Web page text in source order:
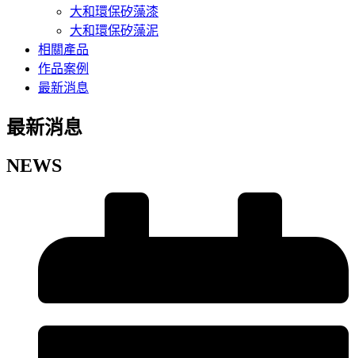
大和環保矽藻漆
大和環保矽藻泥
相關產品
作品案例
最新消息
最新消息
NEWS